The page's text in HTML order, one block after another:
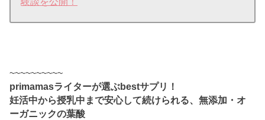
~~~~~~~~~~
primamasライターが選ぶbestサプリ！
妊活中から授乳中まで安心して続けられる、無添加・オ
ーガニックの葉酸